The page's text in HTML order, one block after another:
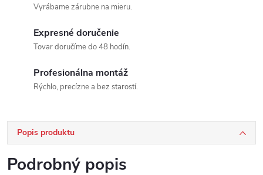
Vyrábame zárubne na mieru.
Expresné doručenie
Tovar doručíme do 48 hodín.
Profesionálna montáž
Rýchlo, precízne a bez starostí.
Popis produktu
Podrobný popis